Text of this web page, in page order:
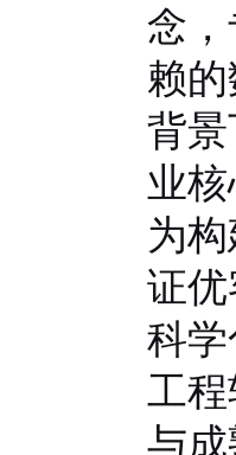
念
赖
背
业
为
证
科
工
与